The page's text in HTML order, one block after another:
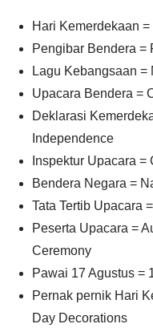
Hari Kemerdekaan
Pengibar Bendera =
Lagu Kebangsaan =
Upacara Bendera =
Deklarasi
Independence
Inspektur Upacara
Bendera Negara =
Tata Tertib Upacara
Peserta Upacara =
Ceremony
Pawai 17 Agustus =
Pernak pernik Hari
Day Decorations